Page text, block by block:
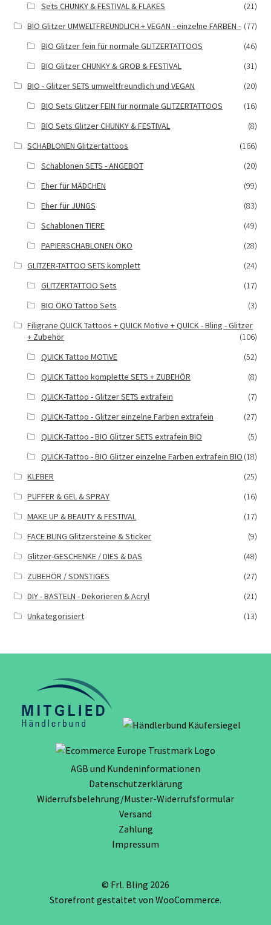
Sets CHUNKY & FESTIVAL & FLAKES
(21)
BIO Glitzer UMWELTFREUNDLICH + VEGAN - einzelne FARBEN - (77)
BIO Glitzer fein für normale GLITZERTATTOOS
(46)
BIO Glitzer CHUNKY & GROB & FESTIVAL
(31)
BIO - Glitzer SETS umweltfreundlich und VEGAN
(20)
BIO Sets Glitzer FEIN für normale GLITZERTATTOOS
(16)
BIO Sets Glitzer CHUNKY & FESTIVAL
(8)
SCHABLONEN Glitzertattoos
(166)
Schablonen SETS - ANGEBOT
(20)
Eher für MÄDCHEN
(99)
Eher für JUNGS
(83)
Schablonen TIERE
(49)
PAPIERSCHABLONEN ÖKO
(28)
GLITZER-TATTOO SETS komplett
(24)
GLITZERTATTOO Sets
(17)
BIO ÖKO Tattoo Sets
(3)
Filigrane QUICK Tattoos + QUICK Motive + QUICK - Bling - Glitzer
+ Zubehör
(106)
QUICK Tattoo MOTIVE
(52)
QUICK Tattoo komplette SETS + ZUBEHÖR
(8)
QUICK-Tattoo - Glitzer SETS extrafein
(7)
QUICK-Tattoo - Glitzer einzelne Farben extrafein
(27)
QUICK-Tattoo - BIO Glitzer SETS extrafein BIO
(5)
QUICK-Tattoo - BIO Glitzer einzelne Farben extrafein BIO (18)
KLEBER
(25)
PUFFER & GEL & SPRAY
(16)
MAKE UP & BEAUTY & FESTIVAL
(17)
FACE BLING Glitzersteine & Sticker
(9)
Glitzer-GESCHENKE / DIES & DAS
(48)
ZUBEHÖR / SONSTIGES
(27)
DIY - BASTELN - Dekorieren & Acryl
(21)
Unkategorisiert
(13)
AGB und Kundeninformationen
Datenschutzerklärung
Widerrufsbelehrung/Muster-Widerrufsformular
Versand
Zahlung
Impressum
© Frl. Bling 2026
Storefront gestaltet von WooCommerce.